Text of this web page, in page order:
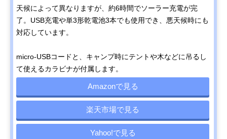
天候によって異なりますが、約6時間でソーラー充電が完
了。USB充電や単3形乾電池3本でも使用でき、悪天候時にも
対応しています。
micro-USBコードと、キャンプ時にテントや木などに吊るし
て使えるカラビナが付属します。
Amazonで見る
楽天市場で見る
Yahoo!で見る